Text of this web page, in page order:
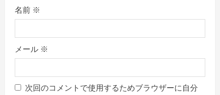
名前 ※
メール ※
次回のコメントで使用するためブラウザーに自分